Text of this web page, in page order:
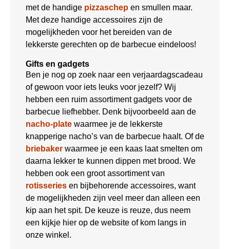
met de handige pizzaschep en smullen maar.
Met deze handige accessoires zijn de
mogelijkheden voor het bereiden van de
lekkerste gerechten op de barbecue eindeloos!
Gifts en gadgets
Ben je nog op zoek naar een verjaardagscadeau
of gewoon voor iets leuks voor jezelf? Wij
hebben een ruim assortiment gadgets voor de
barbecue liefhebber. Denk bijvoorbeeld aan de
nacho-plate waarmee je de lekkerste
knapperige nacho’s van de barbecue haalt. Of de
briebaker waarmee je een kaas laat smelten om
daarna lekker te kunnen dippen met brood. We
hebben ook een groot assortiment van
rotisseries en bijbehorende accessoires, want
de mogelijkheden zijn veel meer dan alleen een
kip aan het spit. De keuze is reuze, dus neem
een kijkje hier op de website of kom langs in
onze winkel.